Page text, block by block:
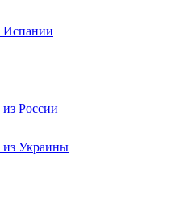
Испании
из России
из Украины